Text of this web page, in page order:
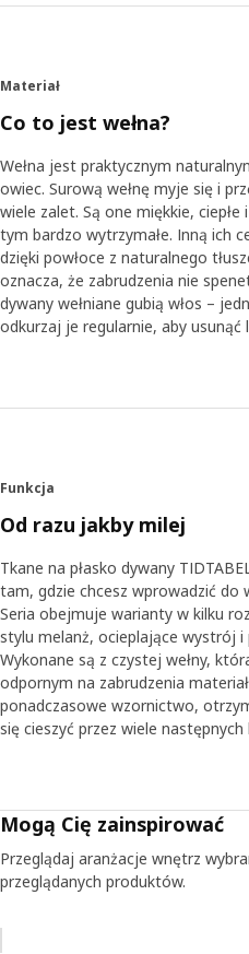
Materiał
Co to jest wełna?
Wełna jest praktycznym
owiec. Surową wełnę myje się i
wiele zalet. Są one miękkie,
tym bardzo wytrzymałe. Inną ich
dzięki powłoce z naturalnego
oznacza, że zabrudzenia nie
dywany wełniane gubią włos –
odkurzaj je regularnie, aby usunąć
Funkcja
Od razu jakby milej
Tkane na płasko dywany
tam, gdzie chcesz wprowadzić do
Seria obejmuje warianty w kilku
stylu melanż, ocieplające wystrój
Wykonane są z czystej wełny,
odpornym na zabrudzenia
ponadczasowe wzornictwo,
się cieszyć przez wiele następnych
Mogą Cię zainspirować
Przeglądaj aranżacje wnętrz
przeglądanych produktów.